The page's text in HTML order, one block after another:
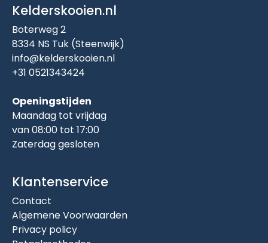
Kelderskooien.nl
Boterweg 2
8334 NS Tuk (Steenwijk)
info@kelderskooien.nl
+31 0521343424
Openingstijden
Maandag tot vrijdag
van 08:00 tot 17:00
Zaterdag gesloten
Klantenservice
Contact
Algemene Voorwaarden
Privacy policy